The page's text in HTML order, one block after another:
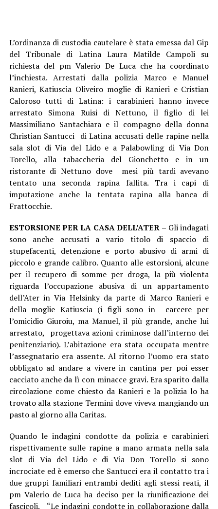
L’ordinanza di custodia cautelare è stata emessa dal Gip
del Tribunale di Latina Laura Matilde Campoli su
richiesta del pm Valerio De Luca che ha coordinato
l’inchiesta. Arrestati dalla polizia Marco e Manuel
Ranieri, Katiuscia Oliveiro moglie di Ranieri e Cristian
Caloroso tutti di Latina: i carabinieri hanno invece
arrestato Simona Ruisi di Nettuno, il figlio di lei
Massimiliano Santachiara e il compagno della donna
Christian Santucci di Latina accusati delle rapine nella
sala slot di Via del Lido e a Palabowling di Via Don
Torello, alla tabaccheria del Gionchetto e in un
ristorante di Nettuno dove mesi più tardi avevano
tentato una seconda rapina fallita. Tra i capi di
imputazione anche la tentata rapina alla banca di
Frattocchie.
ESTORSIONE PER LA CASA DELL’ATER – Gli indagati
sono anche accusati a vario titolo di spaccio di
stupefacenti, detenzione e porto abusivo di armi di
piccolo e grande calibro. Quanto alle estorsioni, alcune
per il recupero di somme per droga, la più violenta
riguarda l’occupazione abusiva di un appartamento
dell’Ater in Via Helsinky da parte di Marco Ranieri e
della moglie Katiuscia (i figli sono in carcere per
l’omicidio Giuroiu, ma Manuel, il più grande, anche lui
arrestato, progettava azioni criminose dall’interno dei
penitenziario). L’abitazione era stata occupata mentre
l’assegnatario era assente. Al ritorno l’uomo era stato
obbligato ad andare a vivere in cantina per poi esser
cacciato anche da lì con minacce gravi. Era sparito dalla
circolazione come chiesto da Ranieri e la polizia lo ha
trovato alla stazione Termini dove viveva mangiando un
pasto al giorno alla Caritas.
Quando le indagini condotte da polizia e carabinieri
rispettivamente sulle rapine a mano armata nella sala
slot di Via del Lido e di Via Don Torello si sono
incrociate ed è emerso che Santucci era il contatto tra i
due gruppi familiari entrambi dediti agli stessi reati, il
pm Valerio de Luca ha deciso per la riunificazione dei
fascicoli. “Le indagini condotte in collaborazione dalla